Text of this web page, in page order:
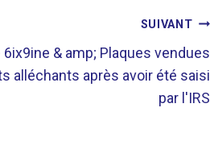
SUIVANT
& amp; Plaques vendues
alléchants après avoir été saisi
par l'IRS